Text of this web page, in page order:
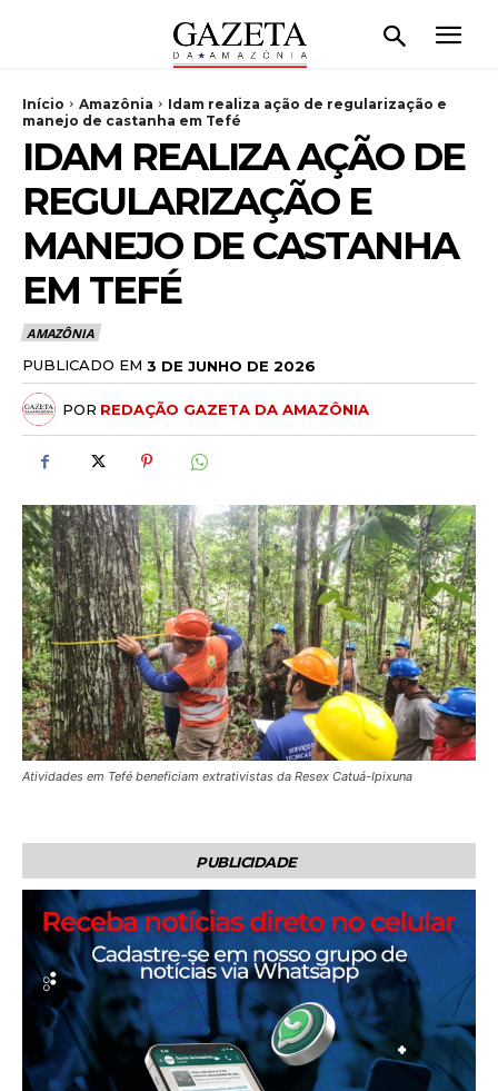
Início Amazônia
Idam realiza ação de regularização e
manejo de castanha em Tefé
IDAM REALIZA AÇÃO DE
REGULARIZAÇÃO E
MANEJO DE CASTANHA
EM TEFÉ
AMAZÔNIA
PUBLICADO EM 3 DE JUNHO DE 2026
POR REDAÇÃO GAZETA DA AMAZÔNIA
Atividades em Tefé beneficiam extrativistas da Resex Catuá-Ipixuna
PUBLICIDADE